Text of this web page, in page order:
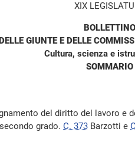
XIX
BOLLETTINO
GIUNTE E DELLE
Cultura, scienza e
SOMMARIO
del diritto del lavoro e
grado. C. 373 Barzotti e